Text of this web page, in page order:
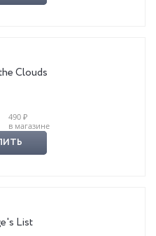
Сlouds
490 ₽
в магазине
List